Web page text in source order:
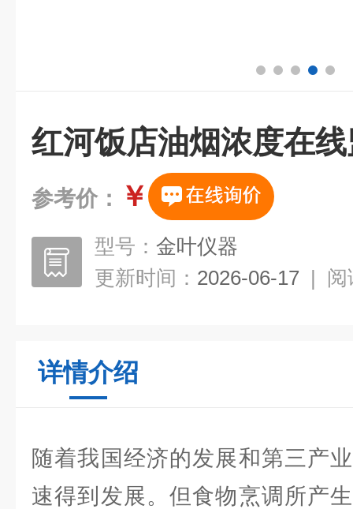
红河饭店油烟浓度在
参考价： ￥
型号： 金叶仪器
更新时间： 2026-06-17 | 阅
详情介绍
随着我国经济的发展和第三产
速得到发展。但食物烹调所产